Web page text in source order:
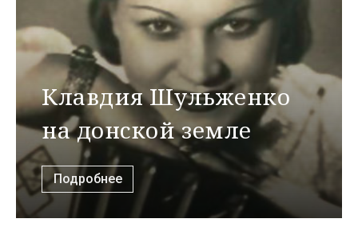
Клавдия Шульженко
на донской земле
Подробнее